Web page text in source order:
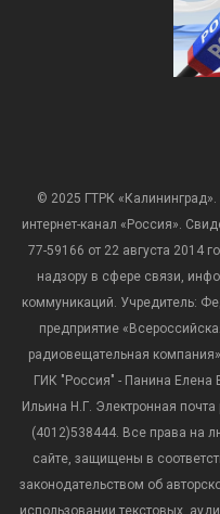
© 2025 ГТРК
интернет-канал «Россия».
77-59166 от 22 августа 2014
надзору в сфере связи,
коммуникаций. Учредитель:
предприятие
радиовещательная
ГИК "Россия" - Панина Елена
Ильина Н.Г. Электронная
(4012)538444. Все права на
сайте, защищены в
законодательством об
использовании текстовых,